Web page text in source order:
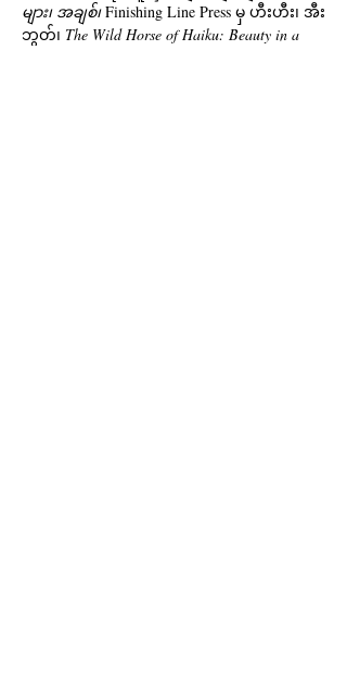
များ၊ အချစ်၊ Finishing Line Press မှ ဟီးဟီး၊ အီး
ဘွတ်၊ The Wild Horse of Haiku: Beauty in a